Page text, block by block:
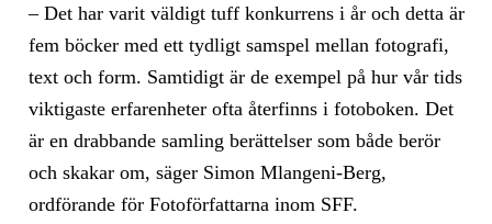
– Det har varit väldigt tuff konkurrens i år och detta är
fem böcker med ett tydligt samspel mellan fotografi,
text och form. Samtidigt är de exempel på hur vår tids
viktigaste erfarenheter ofta återfinns i fotoboken. Det
är en drabbande samling berättelser som både berör
och skakar om, säger Simon Mlangeni-Berg,
ordförande för Fotoförfattarna inom SFF.